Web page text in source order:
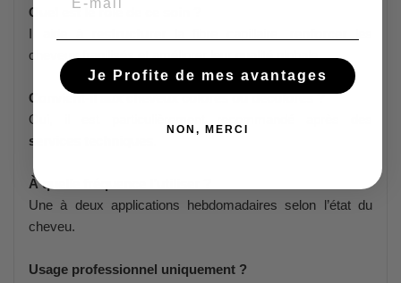
Quel est le rôle de ce soin ?
Il aide à
cheveux fragilisés et améliorer leur qualité globale.
Convient-il aux cheveux colorés ou décolorés ?
Oui, il est particulièrement recommandé après des
services techniques
À quelle fréquence l’utiliser ?
Une à deux applications hebdomadaires selon l’état du
cheveu.
Usage professionnel uniquement ?
Je Profite de mes avantages
NON, MERCI